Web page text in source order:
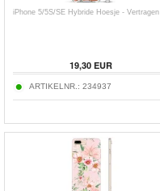
iPhone 5/5S/SE Hybride Hoesje - Vertragen
19,30EUR
ARTIKELNR.: 234937